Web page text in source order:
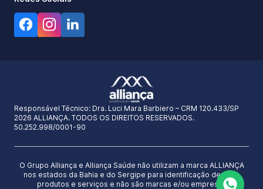
Responsável Técnico: Dra. Luci Mara Barbiero – CRM 120.433/SP
2026 ALLIANÇA. TODOS OS DIREITOS RESERVADOS.
50.252.998/0001-90
O Grupo Alliança e Alliança Saúde não utilizam a marca ALLIANÇA
nos estados da Bahia e do Sergipe para identificação de seus
produtos e serviços e não são marcas e/ou empresas